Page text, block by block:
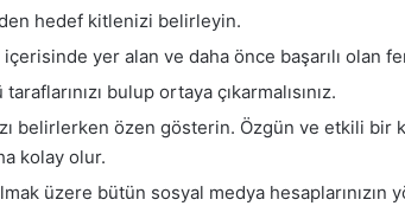
hedef kitlenizi belirleyin.
yer alan ve daha önce başarılı olan
bulup ortaya çıkarmalısınız.
belirlerken özen gösterin. Özgün ve etkili bir
kolay olur.
üzere bütün sosyal medya hesaplarınızın